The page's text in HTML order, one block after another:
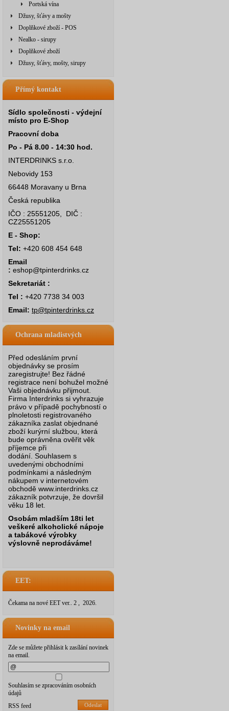
Portská vína
Džusy, šťávy a mošty
Doplňkové zboží - POS
Nealko - sirupy
Doplňkové zboží
Džusy, šťávy, mošty, sirupy
Přímý kontakt
Sídlo společnosti - výdejní
místo pro E-Shop
Pracovní doba
Po - Pá 8.00 - 14:30 hod.
INTERDRINKS s.r.o.
Nebovidy 153
66448 Moravany u Brna
Česká republika
IČO : 25551205, DIČ :
CZ25551205
E - Shop:
Tel: +420 608 454 648
Email
: eshop@tpinterdrinks.cz
Sekretariát :
Tel : +420 7738 34 003
Email: tp@tpinterdrinks.cz
Ochrana mladistvých
Před odesláním první
objednávky se prosím
zaregistrujte! Bez řádné
registrace není bohužel možné
Vaši objednávku přijmout.
Firma Interdrinks si vyhrazuje
právo v případě pochybností o
plnoletosti registrovaného
zákazníka zaslat objednané
zboží kurýrní službou, která
bude oprávněna ověřit věk
příjemce při
dodání. Souhlasem s
uvedenými obchodními
podmínkami a následným
nákupem v internetovém
obchodě www.interdrinks.cz
zákazník potvrzuje, že dovršil
věku 18 let.
Osobám mladším 18ti let
veškeré alkoholické nápoje
a tabákové výrobky
výslovně neprodáváme!
EET:
Čekama na nové EET ver.. 2 , 2026.
Novinky na email
Zde se můžete přihlásit k zasílání novinek
na email.
Souhlasím se zpracováním osobních
údajů
Odeslat
RSS feed